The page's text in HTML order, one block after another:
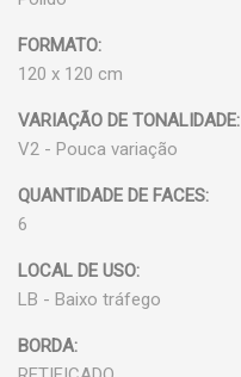
FORMATO:
120 x 120 cm
VARIAÇÃO DE TONALIDADE:
V2 - Pouca variação
QUANTIDADE DE FACES:
6
LOCAL DE USO:
LB - Baixo tráfego
BORDA: